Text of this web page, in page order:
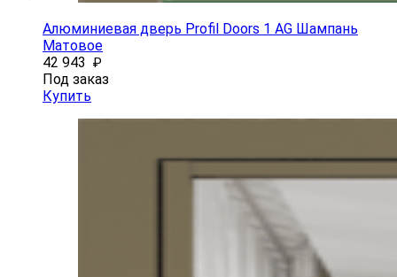
Алюминиевая дверь Profil Doors 1 AG Шампань
Матовое
42 943 ₽
Под заказ
Купить